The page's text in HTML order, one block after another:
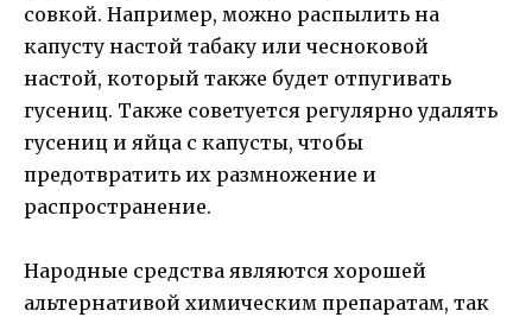
совкой. Например, можно распылить на
капусту настой табаку или чесноковой
настой, который также будет отпугивать
гусениц. Также советуется регулярно удалять
гусениц и яйца с капусты, чтобы
предотвратить их размножение и
распространение.
Народные средства являются хорошей
альтернативой химическим препаратам, так